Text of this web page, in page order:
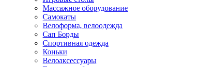
Массажное оборудование
Самокаты
Велоформа, велоодежда
Сап Борды
Спортивная одежда
Коньки
Велоаксессуары